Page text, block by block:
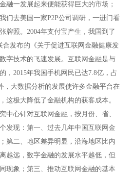
融一发展起来便能获得巨大的市场；
们去美国一家P2P公司调研，一进门看
牌照。2004年支付宝产生，我国到了
合发布的《关于促进互联网金融健康发
字技术的飞速发展。互联网金融是与
，2015年我国手机网民已达7.8亿，占
，大数据分析的发展使许多金融平台在
这极大降低了金融机构的获客成本。
中心针对互联网金融，按月份、省、
发现：第一、过去几年中国互联网金
第二、地区差异明显，沿海地区比内
越远，数字金融的发展水平越低，但
现象；第三、推动互联网金融的基本